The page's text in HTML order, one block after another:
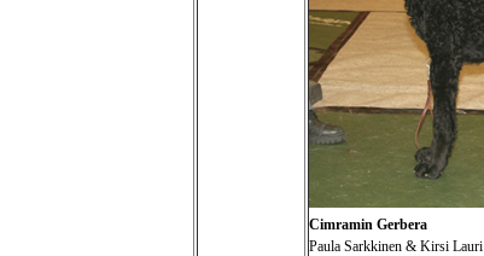
Cimramin Gerbera
Paula Sarkkinen & Kirsi Lauri